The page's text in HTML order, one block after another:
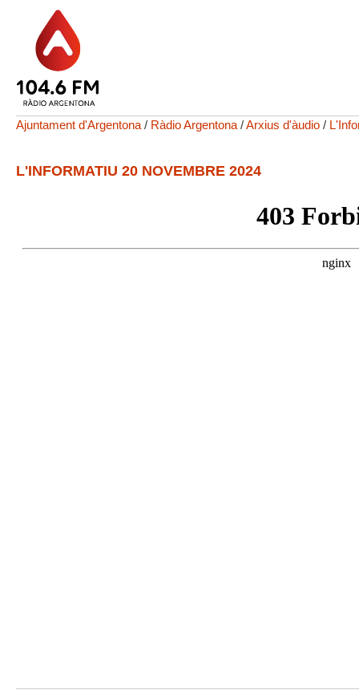
Ajuntament d'Argentona / Ràdio Argentona /Arxius d'àudio /
L'INFORMATIU 20 NOVEMBRE 2024